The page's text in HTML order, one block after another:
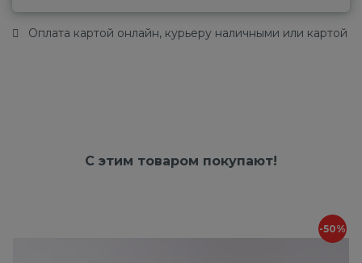
Оплата картой онлайн, курьеру наличными или картой
С этим товаром покупают!
-50%